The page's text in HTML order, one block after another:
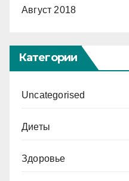
Август 2018
Категории
Uncategorised
Диеты
Здоровье